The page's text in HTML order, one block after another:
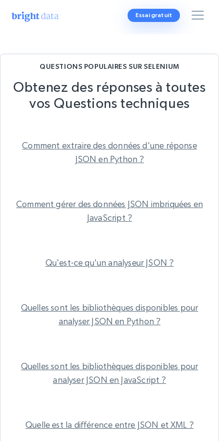
Essai gratuit
QUESTIONS POPULAIRES SUR SELENIUM
Obtenez des réponses à toutes
vos Questions techniques
Comment extraire des données d'une réponse
JSON en Python ?
Comment gérer des données JSON imbriquées en
JavaScript ?
Qu'est-ce qu'un analyseur JSON ?
Quelles sont les bibliothèques disponibles pour
analyser JSON en Python ?
Quelles sont les bibliothèques disponibles pour
analyser JSON en JavaScript ?
Quelle est la différence entre JSON et XML ?